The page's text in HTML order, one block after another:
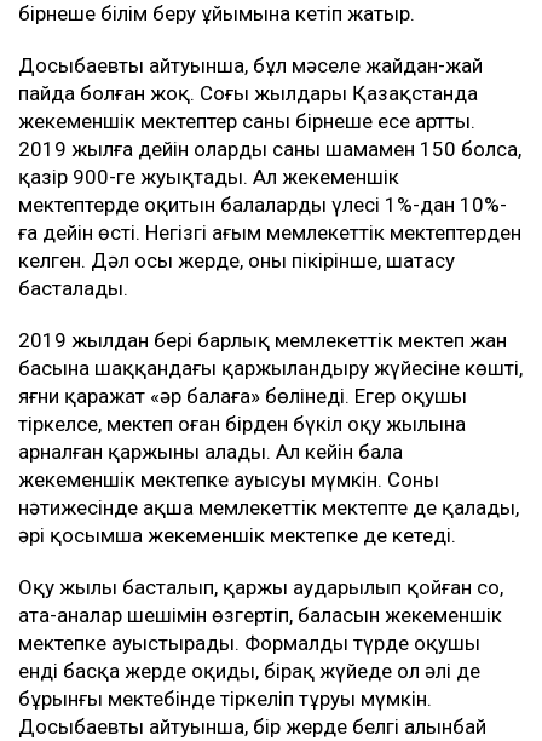
бірнеше білім беру ұйымына кетіп жатыр.
Досыбаевтың айтуынша, бұл мәселе жайдан-жай
пайда болған жоқ. Соңғы жылдары Қазақстанда
жекеменшік мектептер саны бірнеше есе артты.
2019 жылға дейін олардың саны шамамен 150 болса,
қазір 900-ге жуықтады. Ал жекеменшік
мектептерде оқитын балалардың үлесі 1%-дан 10%-
ға дейін өсті. Негізгі ағым мемлекеттік мектептерден
келген. Дәл осы жерде, оның пікірінше, шатасу
басталады.
2019 жылдан бері барлық мемлекеттік мектеп жан
басына шаққандағы қаржыландыру жүйесіне көшті,
яғни қаражат «әр балаға» бөлінеді. Егер оқушы
тіркелсе, мектеп оған бірден бүкіл оқу жылына
арналған қаржыны алады. Ал кейін бала
жекеменшік мектепке ауысуы мүмкін. Соның
нәтижесінде ақша мемлекеттік мектепте де қалады,
әрі қосымша жекеменшік мектепке де кетеді.
Оқу жылы басталып, қаржы аударылып қойған соң,
ата-аналар шешімін өзгертіп, баласын жекеменшік
мектепке ауыстырады. Формалды түрде оқушы
енді басқа жерде оқиды, бірақ жүйеде ол әлі де
бұрынғы мектебінде тіркеліп тұруы мүмкін.
Досыбаевтың айтуынша, бір жерде белгі алынбай